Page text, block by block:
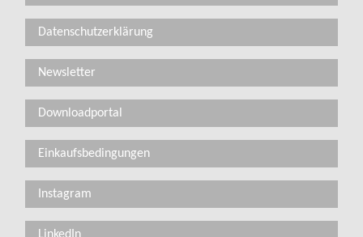
Datenschutzerklärung
Newsletter
Downloadportal
Einkaufsbedingungen
Instagram